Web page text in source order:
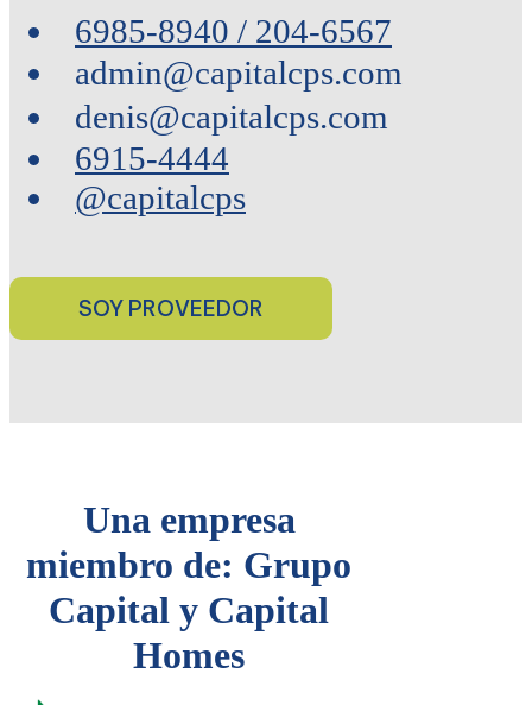
6985-8940 / 204-6567
admin@capitalcps.com
denis@capitalcps.com
6915-4444
@capitalcps
Una empresa
miembro de: Grupo
Capital y Capital
Homes